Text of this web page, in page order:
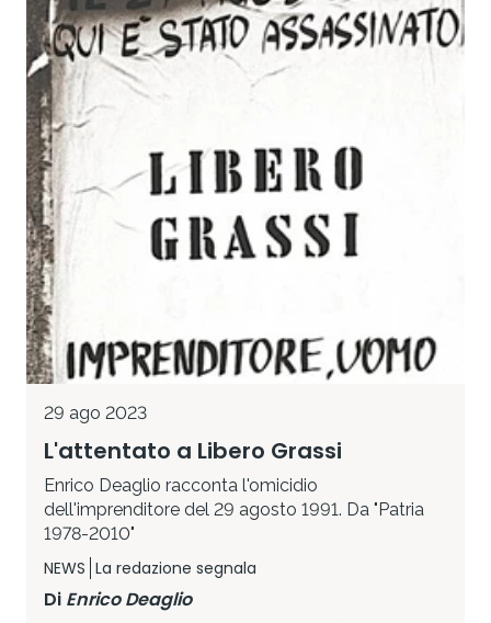
29 ago 2023
L'attentato a Libero Grassi
Enrico Deaglio racconta l'omicidio
dell'imprenditore del 29 agosto 1991. Da "Patria
1978-2010"
NEWS La redazione segnala
Di Enrico Deaglio